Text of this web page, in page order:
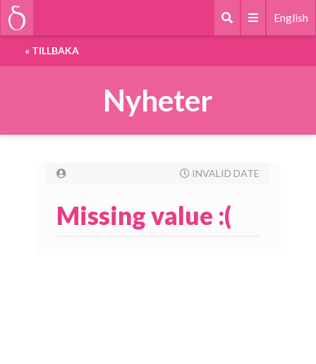
English
« TILLBAKA
Nyheter
INVALID DATE
Missing value :(